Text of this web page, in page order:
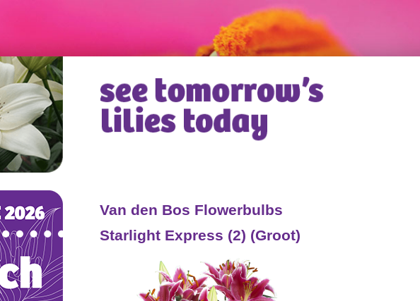
Van den Bos Flowerbulbs
Starlight Express (2) (Groot)